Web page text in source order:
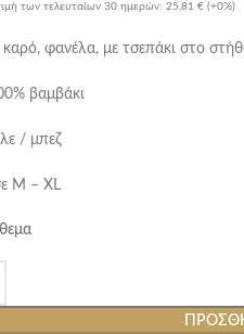
των τελευταίων 30 ημερών: 25,81 € (+0%)
καρό, φανέλα, με τσεπάκι στο
βαμβάκι
/ μπεζ
M – XL